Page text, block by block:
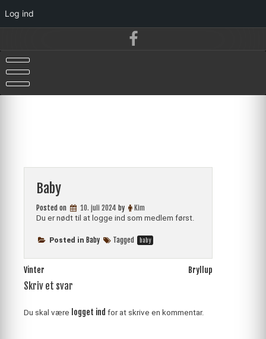
Log ind
content
Baby
Posted on 10. juli 2024 by
Kim
Du er nødt til at logge ind som medlem først.
Posted in Baby Tagged baby
Indlægsnavigation
Vinter Bryllup
Skriv et svar
Du skal være logget ind for at skrive en kommentar.